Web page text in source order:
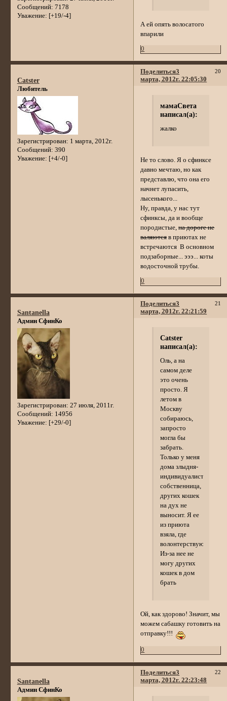
Сообщений: 7178
Уважение: [+19/-4]
А ей опять волосатого
впарили
0
Поделиться 20
3
марта, 2012г. 22:05:30
Catster
Любитель
Зарегистрирован: 1 марта, 2012г.
Сообщений: 390
Уважение: [+4/-0]
мамаСвета
написал(а):
жалко
Не то слово. Я о сфинксе
давно мечтаю, но как
представлю, что она его
начнет лупасить,
лысенького...
Ну, правда, у нас тут
сфинксы, да и вообще
породистые,на дороге не
валяютсяв приютах не
встречаются В основном
подзаборные... эээ... коты
водосточной трубы.
0
Поделиться 21
3
марта, 2012г. 22:21:59
Santanella
Админ СфинКо
Зарегистрирован: 27 июля, 2011г.
Сообщений: 14956
Уважение: [+29/-0]
Catster
написал(а):
Оль, а на
самом деле
это очень
просто. Я
летом в
Москву
собираюсь,
запросто
могла бы
забрать.
Только у меня
дома злыдня-
индивидуалистка,
собственница,
других кошек
на дух не
выносит. Я ее
из приюта
взяла, где
волонтерствую.
Из-за нее не
могу других
кошек в дом
брать
Ой, как здорово! Значит, мы
можем сабашку готовить на
отправку!!!
0
Поделиться 22
3
марта, 2012г. 22:23:48
Santanella
Админ СфинКо